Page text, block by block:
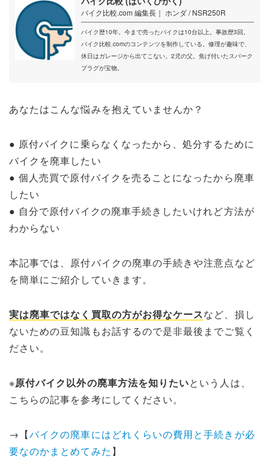
バイク比較.com 編集長｜ ホンダ / NSR250R
バイク歴10年。今まで売ったバイクは10台以上。事故歴3回。
バイク比較.comのコンテンツを制作している。修理が趣味で、
休日はガレージから出てこない。2児の父。焦げ付いたスパーク
プラグが宝物。
あなたはこんな悩みを抱えていませんか？
● 原付バイクに乗らなくなったから、処分するために
バイクを廃車したい
● 個人売買で原付バイクを売ることになったから廃車
したい
● 自分で原付バイクの廃車手続きしたいけれど方法が
わからない
本記事では、原付バイクの廃車の手続きや注意点など
を簡単にご紹介していきます。
実は廃車ではなく買取の方がお得なケースなど、損し
ないための豆知識もお話するので是非最後までご覧く
ださい。
※原付バイク以外の廃車方法を知りたいという人は、
こちらの記事を参考にしてください。
→【バイクの廃車にはどれくらいの費用と手続きが必
要なのかまとめてみた 】